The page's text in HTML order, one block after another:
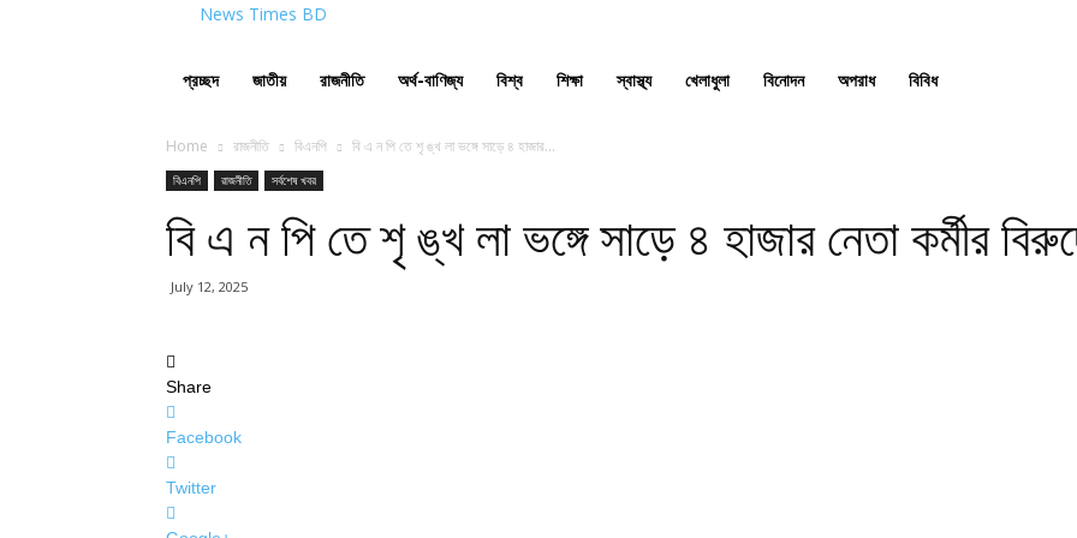
News Times BD
প্রচ্ছদ জাতীয় রাজনীতি অর্থ-বাণিজ্য বিশ্ব শিক্ষা স্বাস্থ্য খেলাধুলা বিনোদন অপরাধ বিবিধ
Home রাজনীতি বিএনপি বি এ ন পি তে শৃ ঙ্খ লা ভঙ্গে সাড়ে ৪ হাজার...
বিএনপি রাজনীতি সর্বশেষ খবর
বি এ ন পি তে শৃ ঙ্খ লা ভঙ্গে সাড়ে ৪ হাজার নেতা কর্মীর
July 12, 2025
Share
Facebook
Twitter